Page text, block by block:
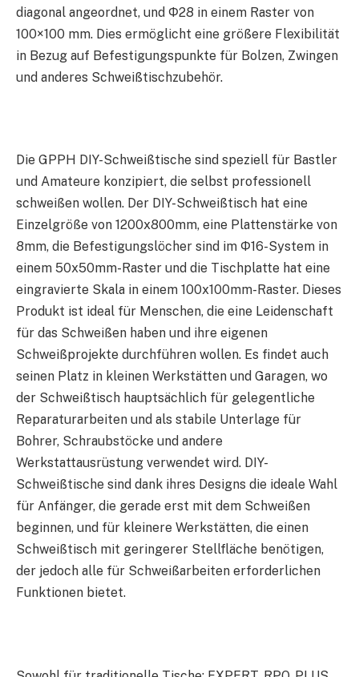
diagonal angeordnet, und Φ28 in einem Raster von
100×100 mm. Dies ermöglicht eine größere Flexibilität
in Bezug auf Befestigungspunkte für Bolzen, Zwingen
und anderes Schweißtischzubehör.
Die GPPH DIY-Schweißtische sind speziell für Bastler
und Amateure konzipiert, die selbst professionell
schweißen wollen. Der DIY-Schweißtisch hat eine
Einzelgröße von 1200x800mm, eine Plattenstärke von
8mm, die Befestigungslöcher sind im Φ16-System in
einem 50x50mm-Raster und die Tischplatte hat eine
eingravierte Skala in einem 100x100mm-Raster. Dieses
Produkt ist ideal für Menschen, die eine Leidenschaft
für das Schweißen haben und ihre eigenen
Schweißprojekte durchführen wollen. Es findet auch
seinen Platz in kleinen Werkstätten und Garagen, wo
der Schweißtisch hauptsächlich für gelegentliche
Reparaturarbeiten und als stabile Unterlage für
Bohrer, Schraubstöcke und andere
Werkstattausrüstung verwendet wird. DIY-
Schweißtische sind dank ihres Designs die ideale Wahl
für Anfänger, die gerade erst mit dem Schweißen
beginnen, und für kleinere Werkstätten, die einen
Schweißtisch mit geringerer Stellfläche benötigen,
der jedoch alle für Schweißarbeiten erforderlichen
Funktionen bietet.